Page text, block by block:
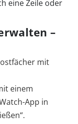
eine Zeile oder
–
mit
einem
App in